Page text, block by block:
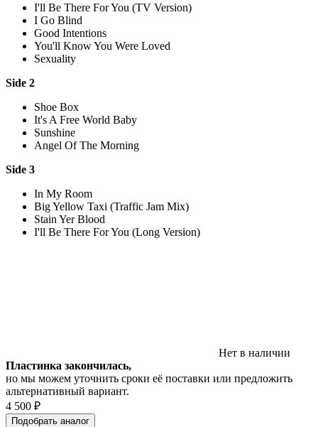
I'll Be There For You (TV Version)
I Go Blind
Good Intentions
You'll Know You Were Loved
Sexuality
Side 2
Shoe Box
It's A Free World Baby
Sunshine
Angel Of The Morning
Side 3
In My Room
Big Yellow Taxi (Traffic Jam Mix)
Stain Yer Blood
I'll Be There For You (Long Version)
Нет в наличии
Пластинка закончилась,
но мы можем уточнить сроки её поставки или предложить
альтернативный вариант.
4 500 ₽
Подобрать аналог